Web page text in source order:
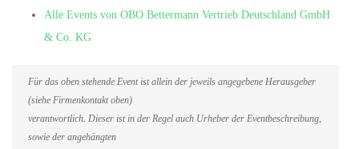
Alle Events von OBO Bettermann Vertrieb Deutschland GmbH
& Co. KG
Für das oben stehende Event ist allein der jeweils angegebene Herausgeber
(siehe Firmenkontakt oben)
verantwortlich. Dieser ist in der Regel auch Urheber der Eventbeschreibung,
sowie der angehängten